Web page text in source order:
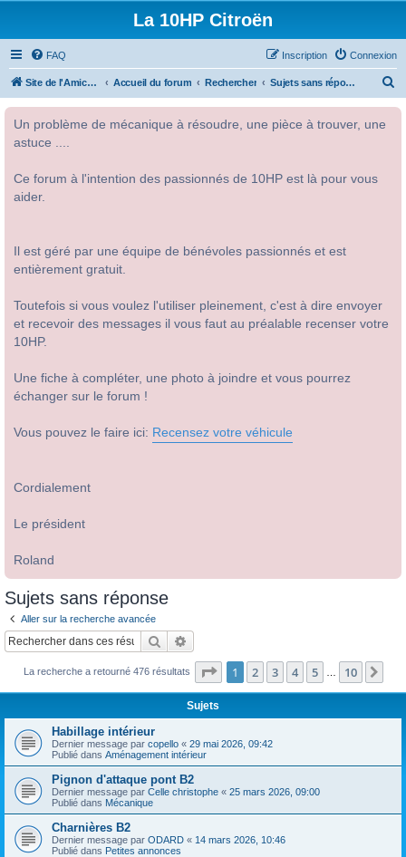
La 10HP Citroën
FAQ Connexion
Inscription
Site de l'Amicale Citroën 10HP Accueil du forum Rechercher Sujets sans réponse
Un problème de mécanique à résoudre, une pièce à trouver, une
astuce ....
Ce forum à l'intention des passionnés de 10HP est là pour vous
aider.
Il est géré par une équipe de bénévoles passionnés et est
entièrement gratuit.
Toutefois si vous voulez l'utiliser pleinement, c'est à dire envoyer
et recevoir des messages il vous faut au préalable recenser votre
10HP.
Une fiche à compléter, une photo à joindre et vous pourrez
échanger sur le forum !
Vous pouvez le faire ici: Recensez votre véhicule
Cordialement
Le président
Roland
Sujets sans réponse
Aller sur la recherche avancée
Rechercher
La recherche a retourné 476 résultats Page 1sur10
1 2 3 4 5 10
Sujets
Habillage intérieur
Dernier message par copello « 29 mai 2026, 09:42
Publié dans Aménagement intérieur
Pignon d'attaque pont B2
Dernier message par Celle christophe « 25 mars 2026, 09:00
Publié dans Mécanique
Charnières B2
Dernier message par ODARD « 14 mars 2026, 10:46
Publié dans Petites annonces